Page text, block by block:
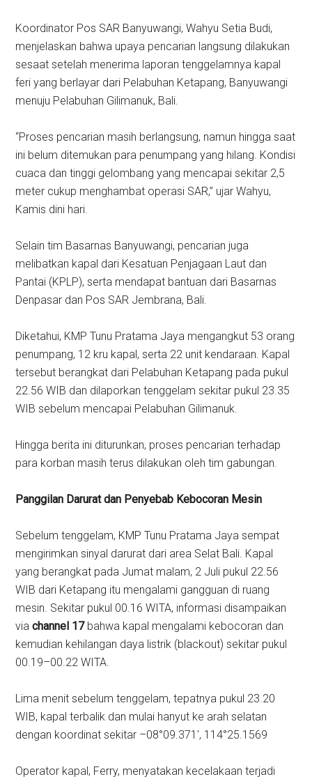
Koordinator Pos SAR Banyuwangi, Wahyu Setia Budi,
menjelaskan bahwa upaya pencarian langsung dilakukan
sesaat setelah menerima laporan tenggelamnya kapal
feri yang berlayar dari Pelabuhan Ketapang, Banyuwangi
menuju Pelabuhan Gilimanuk, Bali.
“Proses pencarian masih berlangsung, namun hingga saat
ini belum ditemukan para penumpang yang hilang. Kondisi
cuaca dan tinggi gelombang yang mencapai sekitar 2,5
meter cukup menghambat operasi SAR,” ujar Wahyu,
Kamis dini hari.
Selain tim Basarnas Banyuwangi, pencarian juga
melibatkan kapal dari Kesatuan Penjagaan Laut dan
Pantai (KPLP), serta mendapat bantuan dari Basarnas
Denpasar dan Pos SAR Jembrana, Bali.
Diketahui, KMP Tunu Pratama Jaya mengangkut 53 orang
penumpang, 12 kru kapal, serta 22 unit kendaraan. Kapal
tersebut berangkat dari Pelabuhan Ketapang pada pukul
22.56 WIB dan dilaporkan tenggelam sekitar pukul 23.35
WIB sebelum mencapai Pelabuhan Gilimanuk.
Hingga berita ini diturunkan, proses pencarian terhadap
para korban masih terus dilakukan oleh tim gabungan.
Panggilan Darurat dan Penyebab Kebocoran Mesin
Sebelum tenggelam, KMP Tunu Pratama Jaya sempat
mengirimkan sinyal darurat dari area Selat Bali. Kapal
yang berangkat pada Jumat malam, 2 Juli pukul 22.56
WIB dari Ketapang itu mengalami gangguan di ruang
mesin. Sekitar pukul 00.16 WITA, informasi disampaikan
viachannel 17bahwa kapal mengalami kebocoran dan
kemudian kehilangan daya listrik (blackout) sekitar pukul
00.19–00.22 WITA.
Lima menit sebelum tenggelam, tepatnya pukul 23.20
WIB, kapal terbalik dan mulai hanyut ke arah selatan
dengan koordinat sekitar –08°09.371′, 114°25.1569
Operator kapal, Ferry, menyatakan kecelakaan terjadi